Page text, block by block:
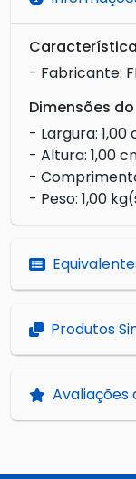
- Fabricante:
Dimensões
- Largura: 1,00
- Altura: 1,00
-
- Peso: 1,00
Produtos
Avaliações